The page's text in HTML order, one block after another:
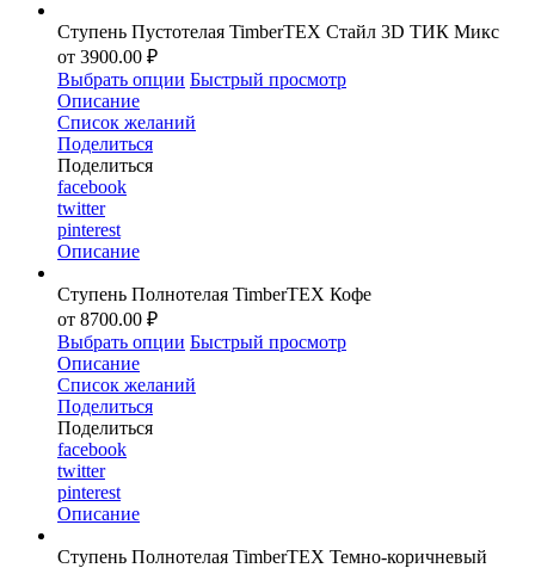
Ступень Пустотелая TimberTEX Стайл 3D ТИК Микс
от 3900.00 ₽
Выбрать опции Быстрый просмотр
Описание
Список желаний
Поделиться
Поделиться
facebook
twitter
pinterest
Описание
Ступень Полнотелая TimberTEX Кофе
от 8700.00 ₽
Выбрать опции Быстрый просмотр
Описание
Список желаний
Поделиться
Поделиться
facebook
twitter
pinterest
Описание
Ступень Полнотелая TimberTEX Темно-коричневый